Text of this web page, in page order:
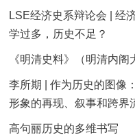
LSE经济史系辩论会 | 经
学过多，历史不足？
《明清史料》（明清内阁
李所期 | 作为历史的图像
形象的再现、叙事和跨界
高句丽历史的多维书写